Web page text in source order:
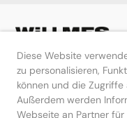
Diese Website
zu personalisieren,
können und die
Außerdem werden
Webseite an Partner
Hilfe